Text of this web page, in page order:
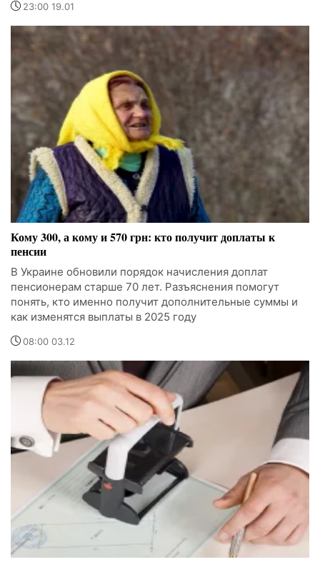
23:00 19.01
Кому 300, а кому и 570 грн: кто получит доплаты к
пенсии
В Украине обновили порядок начисления доплат
пенсионерам старше 70 лет. Разъяснения помогут
понять, кто именно получит дополнительные суммы и
как изменятся выплаты в 2025 году
08:00 03.12